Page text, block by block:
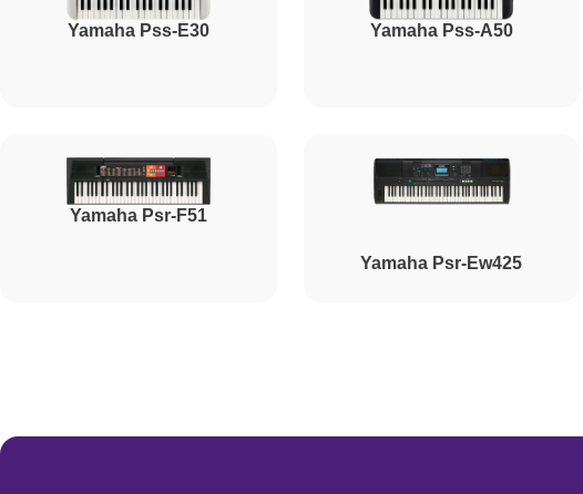
Ремонт стоковых потенциометров
Yamaha Pss-E30 Yamaha Pss-A50
Yamaha Psr-F51
Yamaha Psr-Ew425